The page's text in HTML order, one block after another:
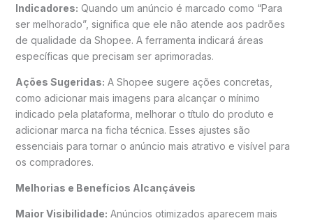
Indicadores: Quando um anúncio é marcado como “Para
ser melhorado”, significa que ele não atende aos padrões
de qualidade da Shopee. A ferramenta indicará áreas
específicas que precisam ser aprimoradas.
Ações Sugeridas: A Shopee sugere ações concretas,
como adicionar mais imagens para alcançar o mínimo
indicado pela plataforma, melhorar o título do produto e
adicionar marca na ficha técnica. Esses ajustes são
essenciais para tornar o anúncio mais atrativo e visível para
os compradores.
Melhorias e Benefícios Alcançáveis
Maior Visibilidade: Anúncios otimizados aparecem mais